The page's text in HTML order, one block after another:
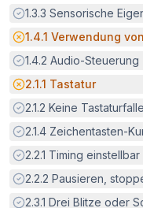
Erfüllt:
1.3.3 Sensorische
Potenzielle Barriere:
1.4.1 Verwendung
Erfüllt:
1.4.2 Audio-Steuerung
Potenzielle Barriere:
2.1.1 Tastatur
Erfüllt:
2.1.2 Keine Tastaturfalle
Erfüllt:
2.1.4 Zeichentasten-
Erfüllt:
2.2.1 Timing einstellbar
Erfüllt:
2.2.2 Pausieren,
Erfüllt:
2.3.1 Drei Blitze oder